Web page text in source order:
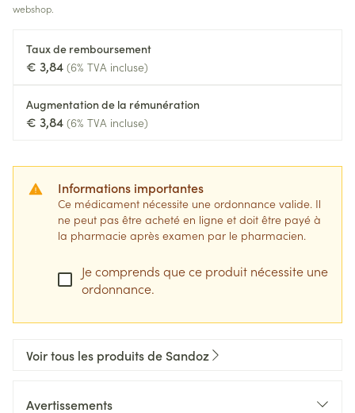
webshop.
Taux de remboursement
€ 3,84 (6% TVA incluse)
Augmentation de la rémunération
€ 3,84 (6% TVA incluse)
Informations importantes
Ce médicament nécessite une ordonnance valide. Il
ne peut pas être acheté en ligne et doit être payé à
la pharmacie après examen par le pharmacien.
Je comprends que ce produit nécessite une
ordonnance.
Voir tous les produits de Sandoz
Avertissements